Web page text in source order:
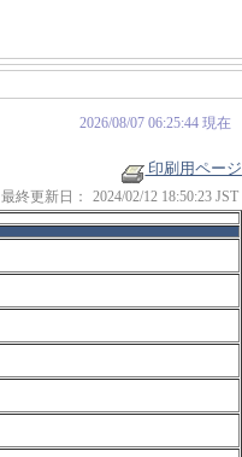
2026/08/07 06:25:44 現在
印刷用ページ
最終更新日： 2024/02/12 18:50:23 JST